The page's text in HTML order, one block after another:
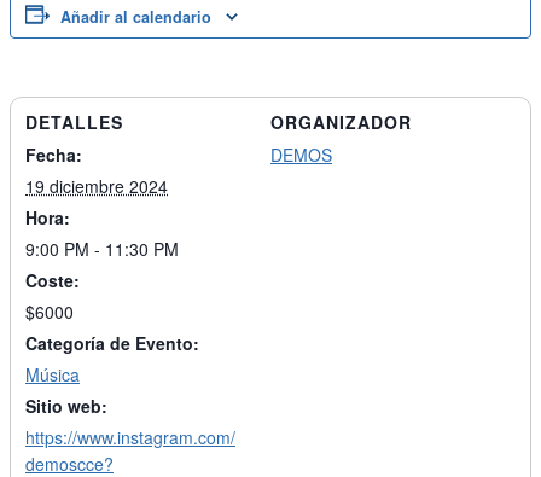
Añadir al calendario
DETALLES
Fecha:
19 diciembre 2024
Hora:
9:00 PM - 11:30 PM
Coste:
$6000
Categoría de Evento:
Música
Sitio web:
https://www.instagram.com/
demoscce?
ORGANIZADOR
DEMOS